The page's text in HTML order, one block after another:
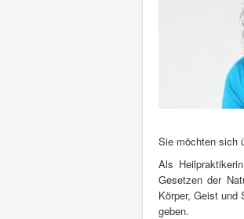
Sie möchten sich
Als
Gesetzen der
Körper, Geist und
geben.